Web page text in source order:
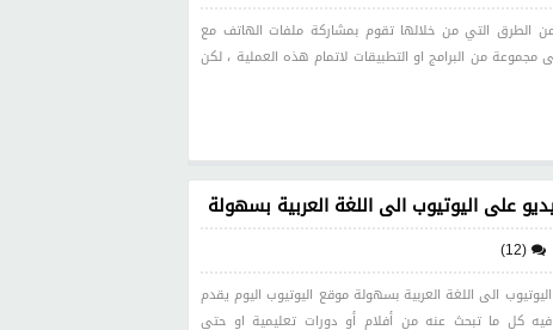
الطرق التي من خلالها تقوم بمشاركة ملفات الهاتف مع
مجموعة من البرامج او التطبيقات لاتمام هذه العملية ، لكن
على اليوتيوب الى اللغة العربية بسهولة
(12)
الى اللغة العربية بسهولة موقع اليوتيوب اليوم يقدم
كل ما تبحث عنه من أفلام أو دورات تعليمية او حتى